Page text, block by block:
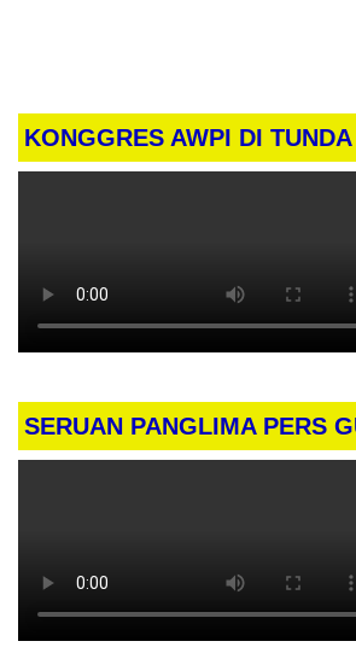
KONGGRES AWPI DI TUNDA
SERUAN PANGLIMA PERS